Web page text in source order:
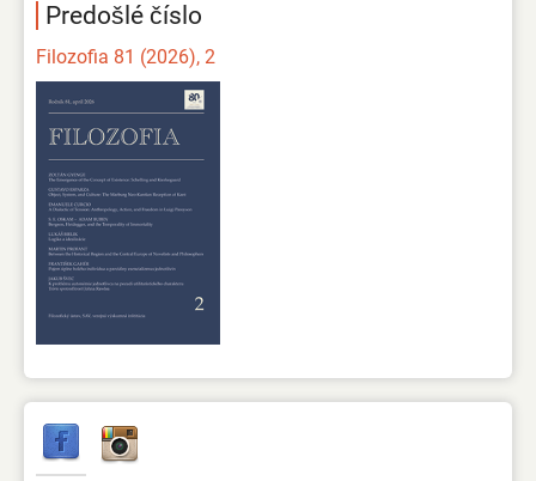
Predošlé číslo
Filozofia 81 (2026), 2